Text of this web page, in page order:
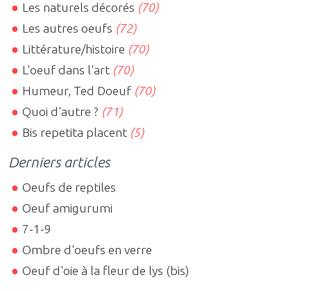
Les naturels décorés (70)
Les autres oeufs (72)
Littérature/histoire (70)
L'oeuf dans l'art (70)
Humeur, Ted Doeuf (70)
Quoi d'autre ? (71)
Bis repetita placent (5)
Derniers articles
Oeufs de reptiles
Oeuf amigurumi
7-1-9
Ombre d'oeufs en verre
Oeuf d'oie à la fleur de lys (bis)